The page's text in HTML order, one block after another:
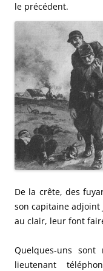
le précédent.
De la crête, des
son capitaine adjoint
au clair, leur font
Quelques-uns
lieutenant